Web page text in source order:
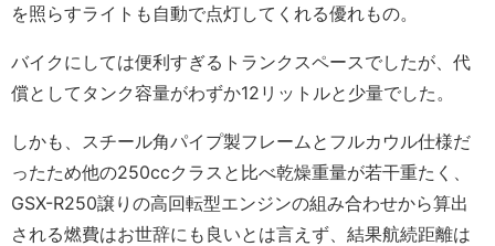
を照らすライトも自動で点灯してくれる優れもの。
バイクにしては便利すぎるトランクスペースでしたが、代
償としてタンク容量がわずか12リットルと少量でした。
しかも、スチール角パイプ製フレームとフルカウル仕様だ
ったため他の250ccクラスと比べ乾燥重量が若干重たく、
GSX-R250譲りの高回転型エンジンの組み合わせから算出
される燃費はお世辞にも良いとは言えず、結果航続距離は